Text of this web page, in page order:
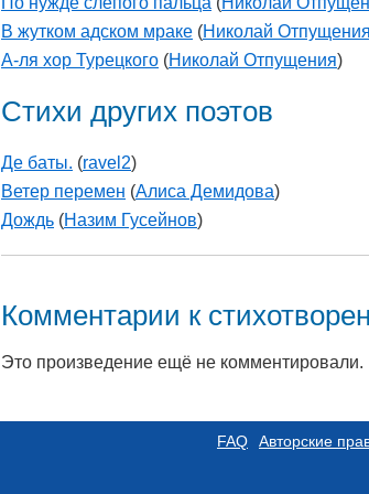
В жутком адском мраке (Николай Отпущения
А-ля хор Турецкого (Николай Отпущения)
Стихи других поэтов
Де баты. (ravel2)
Ветер перемен (Алиса Демидова)
Дождь (Назим Гусейнов)
Комментарии к
Это произведение ещё не комментировали.
FAQ Авторские